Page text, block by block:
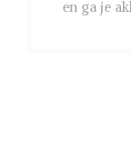
en ga je